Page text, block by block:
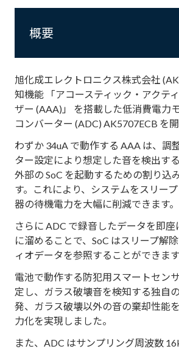
概要
旭化成エレクトロニクス株式会社
知機能 「アコースティック・アクテ
ザー (AAA)」 を搭載した低消費電力
コンバーター (ADC) AK5707ECB を
わずか 34uA で動作する AAA は、調
ター設定により想定した音を検出す
外部の SoC を起動するための割り込
す。これにより、システムをスリー
器の待機電力を大幅に削減できます。
さらに ADC で録音したデータを即
に溜めることで、SoC はスリープ解
ィオデータを参照することができます
電池で動作する防犯用スマートセン
定し、ガラス破壊音を検知する独自
発、ガラス破壊以外の音の棄却性能
力化を実現しました。
また、ADC はサンプリング周波数